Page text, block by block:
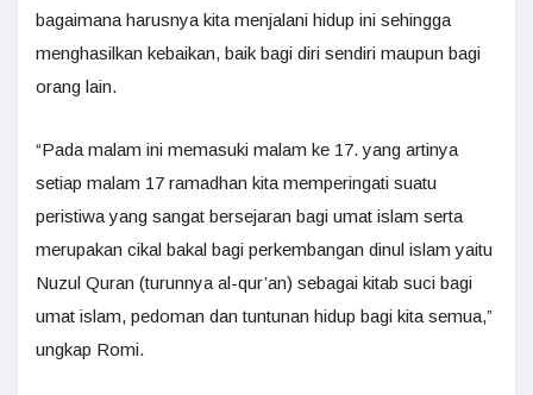
bagaimana harusnya kita menjalani hidup ini sehingga
menghasilkan kebaikan, baik bagi diri sendiri maupun bagi
orang lain.
“Pada malam ini memasuki malam ke 17. yang artinya
setiap malam 17 ramadhan kita memperingati suatu
peristiwa yang sangat bersejaran bagi umat islam serta
merupakan cikal bakal bagi perkembangan dinul islam yaitu
Nuzul Quran (turunnya al-qur’an) sebagai kitab suci bagi
umat islam, pedoman dan tuntunan hidup bagi kita semua,”
ungkap Romi.